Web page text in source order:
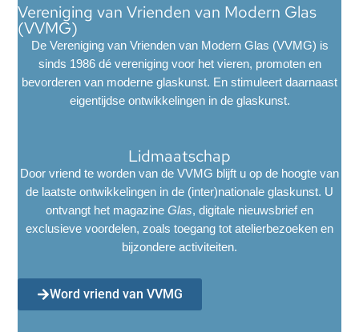
Vereniging van Vrienden van Modern Glas
(VVMG)
De Vereniging van Vrienden van Modern Glas (VVMG) is
sinds 1986 dé vereniging voor het vieren, promoten en
bevorderen van moderne glaskunst. En stimuleert daarnaast
eigentijdse ontwikkelingen in de glaskunst.
Lidmaatschap
Door vriend te worden van de VVMG blijft u op de hoogte van
de laatste ontwikkelingen in de (inter)nationale glaskunst. U
ontvangt het magazine Glas, digitale nieuwsbrief en
exclusieve voordelen, zoals toegang tot atelierbezoeken en
bijzondere activiteiten.
Word vriend van VVMG